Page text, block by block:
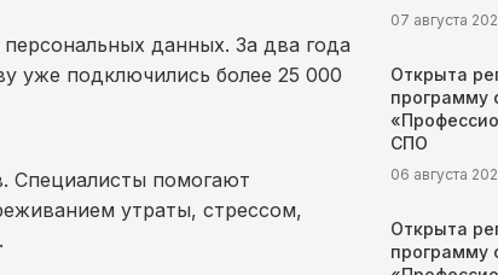
данных. За два года
уже подключились более 25 000
Специалисты помогают
утраты, стрессом,
07 августа
Открыта
программу
СПО
06 августа
Открыта
программу